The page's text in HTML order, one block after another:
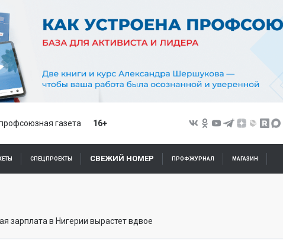
газета 16+
СПЕЦПРОЕКТЫ СВЕЖИЙ НОМЕР ПРОФЖУРНАЛ МАГАЗИН
зарплата в Нигерии вырастет вдвое